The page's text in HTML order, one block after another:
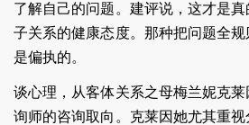
了解自己的问题。建评说，这才是
子关系的健康态度。那种把问题全
是偏执的。
谈心理，从客体关系之母梅兰妮克
询师的咨询取向。克莱因她尤其重